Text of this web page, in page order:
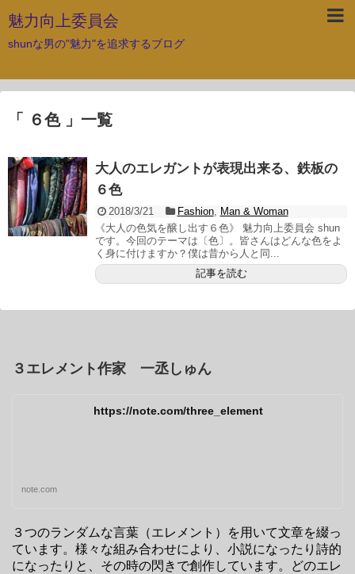
魅力向上委員会
shunな男の"魅力"を追求するブログ
「 ６色 」一覧
大人のエレガントが表現出来る、鉄板の
６色
2018/3/21 Fashion,
Man & Woman
《大人の色気を醸し出す６色》 魅力向上委員会 shun
です。今回のテーマは〔色〕。皆さんはどんな色をよ
く身に付けますか？僕は昔から人と同...
記事を読む
３エレメント作家 一丞しゅん
https://note.com/three_element
note.com
３つのランダムな言葉（エレメント）を用いて文章を綴っ
ています。様々な組み合わせにより、小説になったり詩的
になったりと、その時の閃きで創作しています。どのエレ